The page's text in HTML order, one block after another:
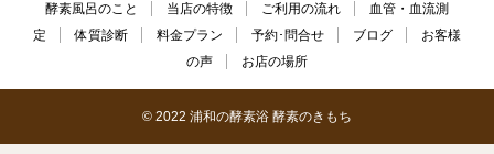
酵素風呂のこと 当店の特徴 ご利用の流れ
血管・血流測
定
体質診断 料金プラン 予約･問合せ ブログ
お客様
の声
お店の場所
© 2022 浦和の酵素浴 酵素のきもち